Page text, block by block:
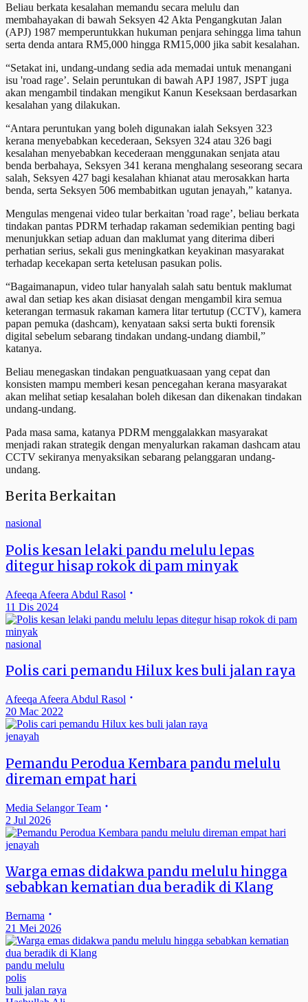
Beliau berkata kesalahan memandu secara melulu dan
membahayakan di bawah Seksyen 42 Akta Pengangkutan Jalan
(APJ) 1987 memperuntukkan hukuman penjara sehingga lima tahun
serta denda antara RM5,000 hingga RM15,000 jika sabit kesalahan.
“Setakat ini, undang-undang sedia ada memadai untuk menangani
isu 'road rage’. Selain peruntukan di bawah APJ 1987, JSPT juga
akan mengambil tindakan mengikut Kanun Keseksaan berdasarkan
kesalahan yang dilakukan.
“Antara peruntukan yang boleh digunakan ialah Seksyen 323
kerana menyebabkan kecederaan, Seksyen 324 atau 326 bagi
kesalahan menyebabkan kecederaan menggunakan senjata atau
benda berbahaya, Seksyen 341 kerana menghalang seseorang secara
salah, Seksyen 427 bagi kesalahan khianat atau merosakkan harta
benda, serta Seksyen 506 membabitkan ugutan jenayah,” katanya.
Mengulas mengenai video tular berkaitan 'road rage’, beliau berkata
tindakan pantas PDRM terhadap rakaman sedemikian penting bagi
menunjukkan setiap aduan dan maklumat yang diterima diberi
perhatian serius, sekali gus meningkatkan keyakinan masyarakat
terhadap kecekapan serta ketelusan pasukan polis.
“Bagaimanapun, video tular hanyalah salah satu bentuk maklumat
awal dan setiap kes akan disiasat dengan mengambil kira semua
keterangan termasuk rakaman kamera litar tertutup (CCTV), kamera
papan pemuka (dashcam), kenyataan saksi serta bukti forensik
digital sebelum sebarang tindakan undang-undang diambil,”
katanya.
Beliau menegaskan tindakan penguatkuasaan yang cepat dan
konsisten mampu memberi kesan pencegahan kerana masyarakat
akan melihat setiap kesalahan boleh dikesan dan dikenakan tindakan
undang-undang.
Pada masa sama, katanya PDRM menggalakkan masyarakat
menjadi rakan strategik dengan menyalurkan rakaman dashcam atau
CCTV sekiranya menyaksikan sebarang pelanggaran undang-
undang.
Berita Berkaitan
nasional
Polis kesan lelaki pandu melulu lepas
ditegur hisap rokok di pam minyak
Afeeqa Afeera Abdul Rasol
11 Dis 2024
nasional
Polis cari pemandu Hilux kes buli jalan raya
Afeeqa Afeera Abdul Rasol
20 Mac 2022
jenayah
Pemandu Perodua Kembara pandu melulu
direman empat hari
Media Selangor Team
2 Jul 2026
jenayah
Warga emas didakwa pandu melulu hingga
sebabkan kematian dua beradik di Klang
Bernama
21 Mei 2026
pandu melulu
polis
buli jalan raya